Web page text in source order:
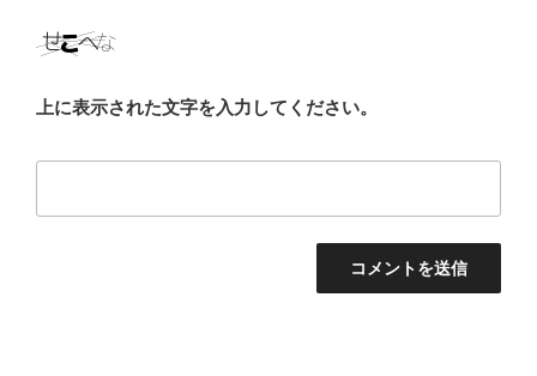
上に表示された文字を入力してください。